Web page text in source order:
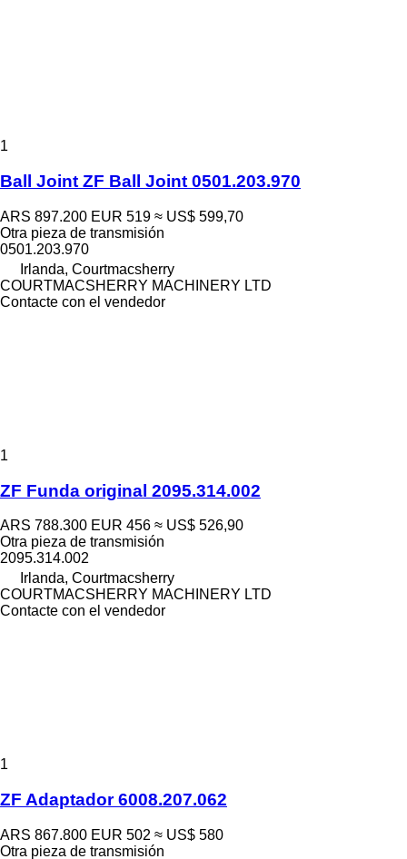
1
Ball Joint ZF Ball Joint 0501.203.970
ARS 897.200 EUR 519 ≈ US$ 599,70
Otra pieza de transmisión
0501.203.970
Irlanda, Courtmacsherry
COURTMACSHERRY MACHINERY LTD
Contacte con el vendedor
1
ZF Funda original 2095.314.002
ARS 788.300 EUR 456 ≈ US$ 526,90
Otra pieza de transmisión
2095.314.002
Irlanda, Courtmacsherry
COURTMACSHERRY MACHINERY LTD
Contacte con el vendedor
1
ZF Adaptador 6008.207.062
ARS 867.800 EUR 502 ≈ US$ 580
Otra pieza de transmisión